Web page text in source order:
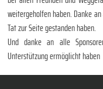
weitergeholfen haben. Danke
Tat zur Seite gestanden haben.
Und danke an alle
Unterstützung ermöglicht haben